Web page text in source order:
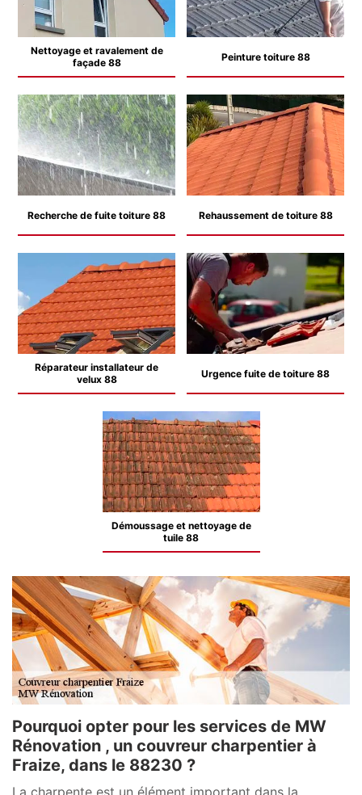
Nettoyage et ravalement de
façade 88
Peinture toiture 88
Recherche de fuite toiture 88 Rehaussement de toiture 88
Réparateur installateur de
velux 88
Urgence fuite de toiture 88
Démoussage et nettoyage de
tuile 88
Pourquoi opter pour les services de MW
Rénovation , un couvreur charpentier à
Fraize, dans le 88230 ?
La charpente est un élément important dans la